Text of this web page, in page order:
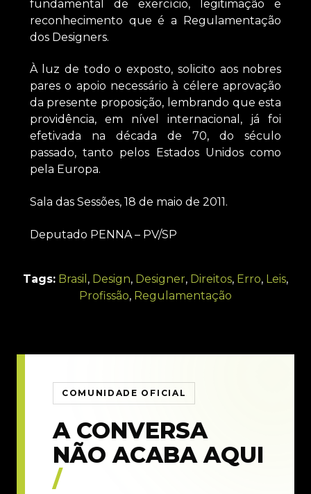
fundamental de exercício, legitimação e
reconhecimento que é a Regulamentação
dos Designers.
À luz de todo o exposto, solicito aos nobres
pares o apoio necessário à célere aprovação
da presente proposição, lembrando que esta
providência, em nível internacional, já foi
efetivada na década de 70, do século
passado, tanto pelos Estados Unidos como
pela Europa.
Sala das Sessões, 18 de maio de 2011.
Deputado PENNA – PV/SP
Tags: Brasil , Design, Designer, Direitos, Erro, Leis,
Profissão, Regulamentação
COMUNIDADE OFICIAL
A CONVERSA
NÃO ACABA AQUI
/